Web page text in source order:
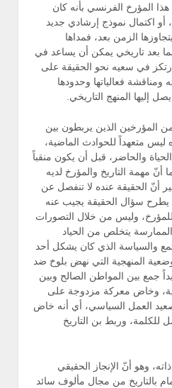
المؤرخ الفرنسي بأنه كان
أو اكتمال نموذج إرشادي جديد
الزمن بعد، فمداها
بعد تاريخي يمكن أن يساعد في
للتاريخ[4]. وقد ارتكز في سعيه نحو الحقيقة على
ومناقشة فعالياتها وحدودها
إليها المنهج التاريخي.
المؤرخين الذين يربطون بين
ليس متعهداً للحوادث الماضية،
والحاضر، قبل أن يكون منقباً
مهمة التاريخ والمؤرخ لديه
عن الحقيقة[5]، غير أنّ الحقيقة عنده لا تنفصل عن
يطرح سؤال الحقيقة يجيب عنه
وليس من خلال التصورات
يتخلص من الحياد
والسياسة الذي كان يشكل أحد
المنهجية التي نهض بلوخ ضد
جمع بين المواطن الصالح وبين
وخاض معركة مزدوجة على
العمل السياسي، أي أنه خاض
للكلمة، وربط بن التاريخ
وهو أنّ الإنجاز الحقيقي
بالتاريخ من مجال مألوف سائد